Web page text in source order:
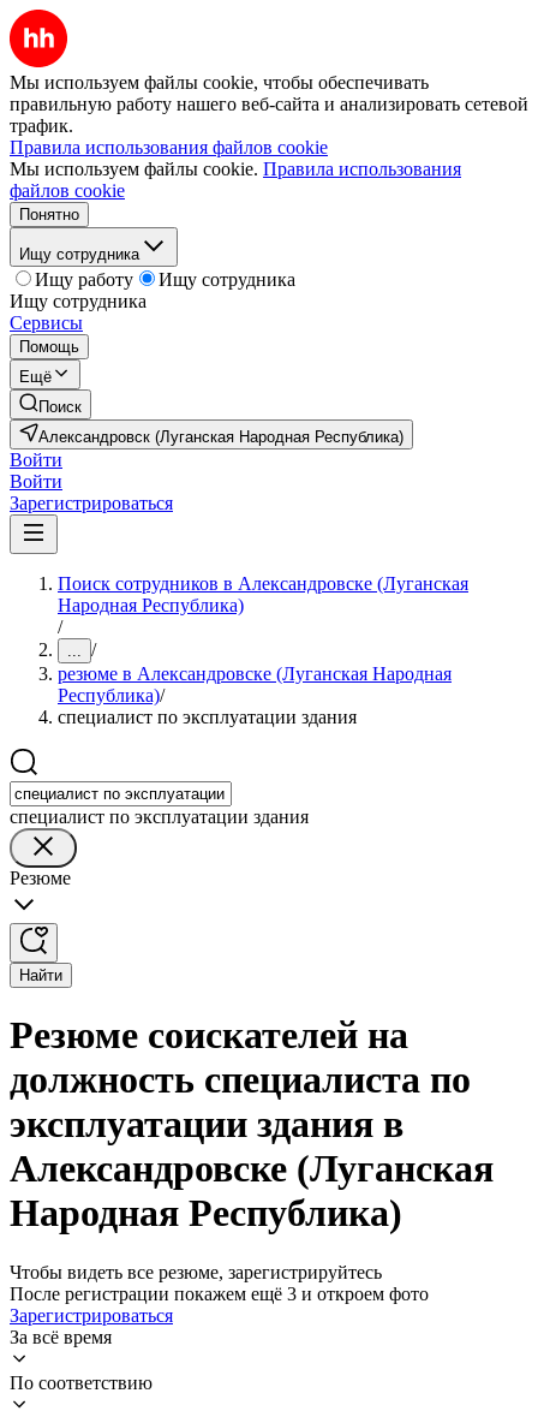
Мы используем файлы cookie, чтобы обеспечивать
правильную работу нашего веб-сайта и анализировать сетевой
трафик.
Правила использования файлов cookie
Мы используем файлы cookie. Правила использования
файлов cookie
Понятно
Ищу сотрудника
Ищу работу
Ищу сотрудника
Ищу сотрудника
Сервисы
Помощь
Ещё
Поиск
Александровск (Луганская Народная Республика)
Войти
Войти
Зарегистрироваться
Поиск сотрудников в Александровске (Луганская
Народная Республика)
/
... /
резюме в Александровске (Луганская Народная
Республика)/
специалист по эксплуатации здания
специалист по эксплуатации здания
Резюме
Найти
Резюме соискателей на
должность специалиста по
эксплуатации здания в
Александровске (Луганская
Народная Республика)
Чтобы видеть все резюме, зарегистрируйтесь
После регистрации покажем ещё 3 и откроем фото
Зарегистрироваться
За всё время
По соответствию